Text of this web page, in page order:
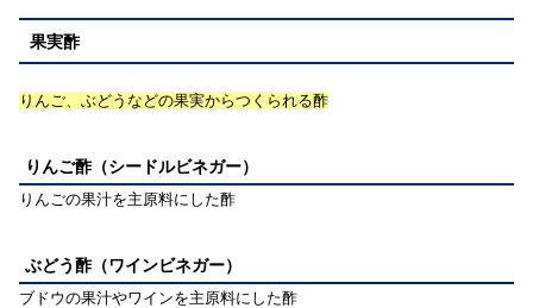
果実酢
りんご、ぶどうなどの果実からつくられる酢
りんご酢（シードルビネガー）
りんごの果汁を主原料にした酢
ぶどう酢（ワインビネガー）
ブドウの果汁やワインを主原料にした酢